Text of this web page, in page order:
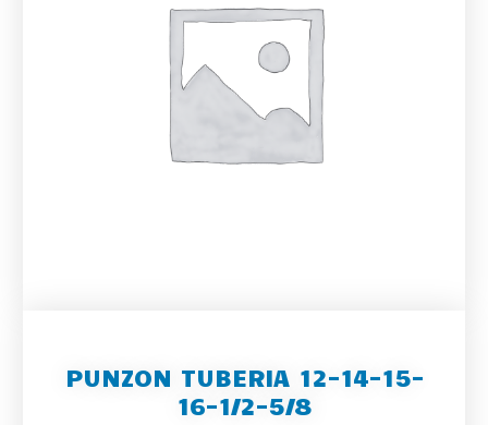
PUNZON TUBERIA 12-14-15-
16-1/2-5/8